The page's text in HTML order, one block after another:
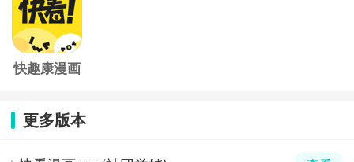
快趣康漫画
更多版本